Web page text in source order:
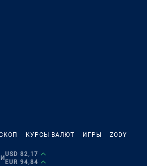
КУРСЫ ВАЛЮТ ИГРЫ ZODY
USD 82,17
EUR 94,84